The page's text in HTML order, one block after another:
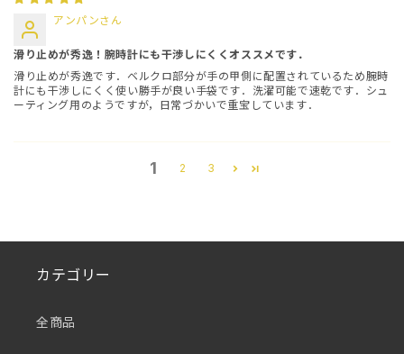
アンパンさん
滑り止めが秀逸！腕時計にも干渉しにくくオススメです．
滑り止めが秀逸です．ベルクロ部分が手の甲側に配置されているため腕時
計にも干渉しにくく使い勝手が良い手袋です．洗濯可能で速乾です．シュ
ーティング用のようですが，日常づかいで重宝しています．
1 2 3
カテゴリー
全商品